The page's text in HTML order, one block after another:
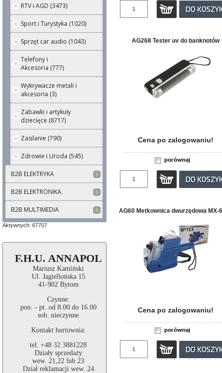
RTV i AGD (3473)
Sport i Turystyka (1020)
Sprzęt car audio (1043)
Telefony i
Akcesoria (777)
Wykrywacze metali i
akcesoria (3)
Zabawki i artykuły
dziecięce (8717)
Zasilanie (790)
Zdrowie i Uroda (545)
B2B ELEKTRYKA
B2B ELEKTRONIKA
B2B MULTIMEDIA
Aktywnych: 67707
F.H.U. ANNAPOL
Mariusz Kamiński
Ul. Jagiellońska 15
41-902 Bytom
Czynne:
pon. - pt. od 8.00 do 16.00
sob. nieczynne
Kontakt hurtownia:
tel. +48 32 3881228
Działy sprzedaży
wew. 21,22 lub 23
Dział reklamacji wew. 24
AG268 Tester uv do banknotów
Cena po zalogowaniu!
AG60 Metkownica dwurzędowa MX-
Cena po zalogowaniu!